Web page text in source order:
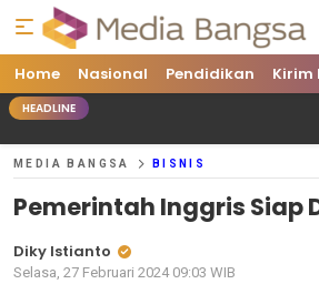
Media Bangsa
Portal Berita Nasional Terpercaya
Home Nasional Pendidikan Kirim
HEADLINE
MEDIA BANGSA BISNIS
Pemerintah Inggris Siap
Diky Istianto
Selasa, 27 Februari 2024 09:03 WIB